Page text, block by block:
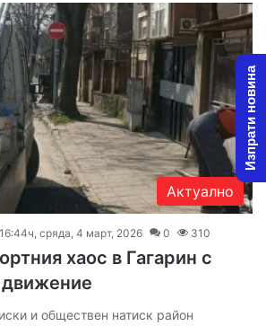
Актуално
16:44ч, сряда, 4 март, 2026 0 310
хаос в Гагарин с
и обществен натиск район
Изпрати новина